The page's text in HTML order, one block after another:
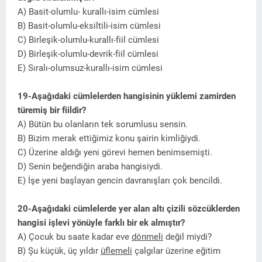
A) Basit-olumlu- kurallı-isim cümlesi
B) Basit-olumlu-eksiltili-isim cümlesi
C) Birleşik-olumlu-kurallı-fiil cümlesi
D) Birleşik-olumlu-devrik-fiil cümlesi
E) Sıralı-olumsuz-kurallı-isim cümlesi
19-Aşağıdaki cümlelerden hangisinin yüklemi zamirden
türemiş bir fiildir?
A) Bütün bu olanların tek sorumlusu sensin.
B) Bizim merak ettiğimiz konu şairin kimliğiydi.
C) Üzerine aldığı yeni görevi hemen benimsemişti.
D) Senin beğendiğin araba hangisiydi.
E) İşe yeni başlayan gencin davranışları çok bencildi.
20-Aşağıdaki cümlelerde yer alan altı çizili sözcüklerden
hangisi işlevi yönüyle farklı bir ek almıştır?
A) Çocuk bu saate kadar eve dönmeli değil miydi?
B) Şu küçük, üç yıldır üflemeli çalgılar üzerine eğitim